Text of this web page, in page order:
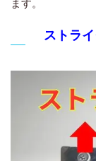
ます。
ストラ